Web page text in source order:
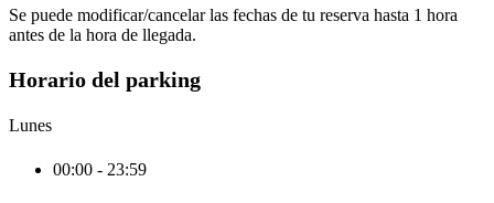
Se puede modificar/cancelar las fechas de tu reserva hasta 1 hora
antes de la hora de llegada.
Horario del parking
Lunes
00:00 - 23:59